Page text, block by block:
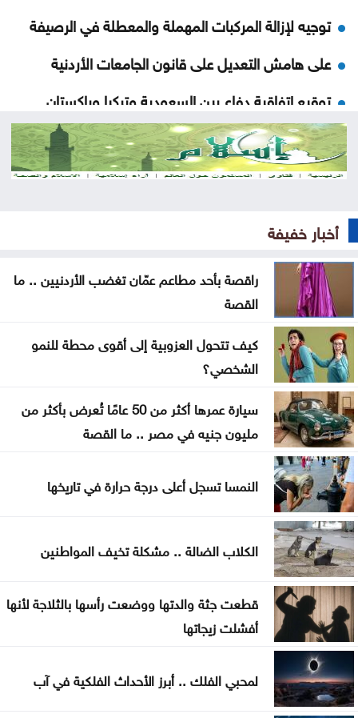
توجيه لإزالة المركبات المهملة والمعطلة في الرصيفة
على هامش التعديل على قانون الجامعات الأردنية
توقيع اتفاقية دفاع بين السعودية وتركيا وباكستان
الجامعة العربية تدين الهجمات على السعودية واليمن
تواصل فعاليات مهرجان صيف الأردن الجمعة
الرئيس الجديد لكولومبيا يتولى منصبه رسمياً اليوم
الأردن يدين الاعتداء الحوثي في نجران بالسعودية
إردوغان يصل إلى جدة
ارتفاع كبير في الصادرات والواردات الصينية
أخبار خفيفة
راقصة بأحد مطاعم عمّان تغضب الأردنيين .. ما
القصة
كيف تتحول العزوبية إلى أقوى محطة للنمو
الشخصي؟
سيارة عمرها أكثر من 50 عامًا تُعرض بأكثر من
مليون جنيه في مصر .. ما القصة
النمسا تسجل أعلى درجة حرارة في تاريخها
الكلاب الضالة .. مشكلة تخيف المواطنين
قطعت جثة والدتها ووضعت رأسها بالثلاجة لأنها
أفشلت زيجاتها
لمحبي الفلك .. أبرز الأحداث الفلكية في آب